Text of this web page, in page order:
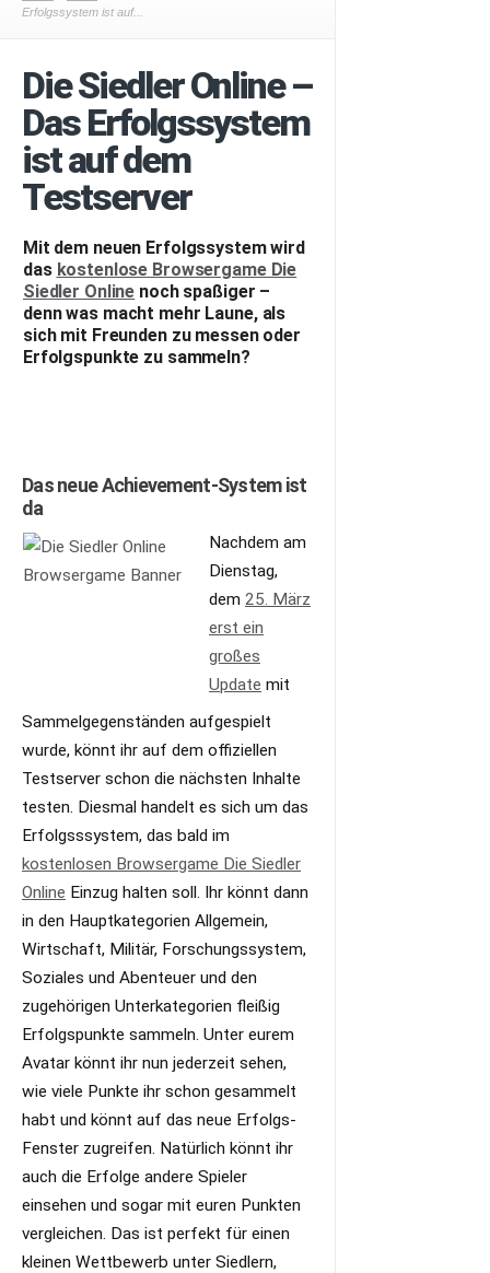
Erfolgssystem ist auf...
Die Siedler Online –
Das Erfolgssystem
ist auf dem
Testserver
Mit dem neuen Erfolgssystem wird
das kostenlose Browsergame Die
Siedler Online noch spaßiger –
denn was macht mehr Laune, als
sich mit Freunden zu messen oder
Erfolgspunkte zu sammeln?
Das neue Achievement-System ist
da
Nachdem am
Dienstag,
dem 25. März
erst ein
großes
Update mit
Sammelgegenständen aufgespielt
wurde, könnt ihr auf dem offiziellen
Testserver schon die nächsten Inhalte
testen. Diesmal handelt es sich um das
Erfolgsssystem, das bald im
kostenlosen Browsergame Die Siedler
Online Einzug halten soll. Ihr könnt dann
in den Hauptkategorien Allgemein,
Wirtschaft, Militär, Forschungssystem,
Soziales und Abenteuer und den
zugehörigen Unterkategorien fleißig
Erfolgspunkte sammeln. Unter eurem
Avatar könnt ihr nun jederzeit sehen,
wie viele Punkte ihr schon gesammelt
habt und könnt auf das neue Erfolgs-
Fenster zugreifen. Natürlich könnt ihr
auch die Erfolge andere Spieler
einsehen und sogar mit euren Punkten
vergleichen. Das ist perfekt für einen
kleinen Wettbewerb unter Siedlern,